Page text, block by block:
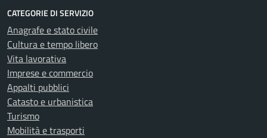
CATEGORIE DI SERVIZIO
Anagrafe e stato civile
Cultura e tempo libero
Vita lavorativa
Imprese e commercio
Appalti pubblici
Catasto e urbanistica
Turismo
Mobilità e trasporti